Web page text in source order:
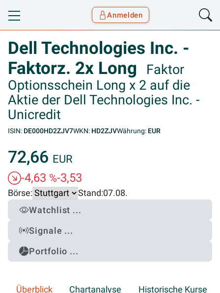
Toggle navigation
Anmelden
Dell Technologies Inc. -
Faktorz. 2x Long
Faktor
Optionsschein Long x 2 auf die
Aktie der Dell Technologies Inc. -
Unicredit
ISIN: DE000HD2ZJV7WKN: HD2ZJVWährung: EUR
72,66 EUR
-4,63 %-3,53
Börse: Stand:07.08.
Watchlist ...
Signale ...
Portfolio ...
Überblick Chartanalyse Historische Kurse